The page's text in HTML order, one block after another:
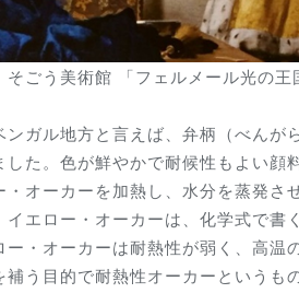
ごう美術館 「フェルメール光の王
ガル地方と言えば、弁柄（べんが
た。色が鮮やかで耐候性もよい
オーカーを加熱し、水分を蒸発
イエロー・オーカーは、化学式で
ー・オーカーは耐熱性が弱く、高温
う目的で耐熱性オーカーというも